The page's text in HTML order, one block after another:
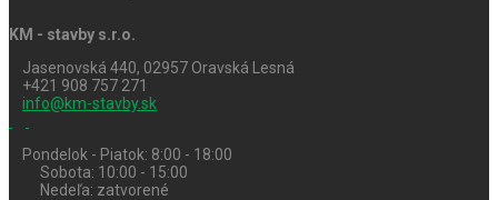
KM - stavby s.r.o.
Jasenovská 440, 02957 Oravská Lesná
+421 908 757 271
info@km-stavby.sk
Pondelok - Piatok: 8:00 - 18:00
Sobota: 10:00 - 15:00
Nedeľa: zatvorené